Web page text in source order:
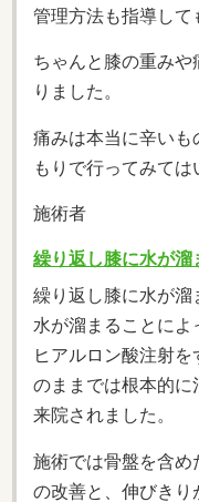
管理方法も指導して
ちゃんと膝の重み
りました。
痛みは本当に辛いも
もりで行ってみては
施術者
繰り返し膝に水が
繰り返し膝に水が溜
水が溜まることによ
ヒアルロン酸注射
のままでは根本的に
来院されました。
施術では骨盤を含め
の改善と、伸びきり